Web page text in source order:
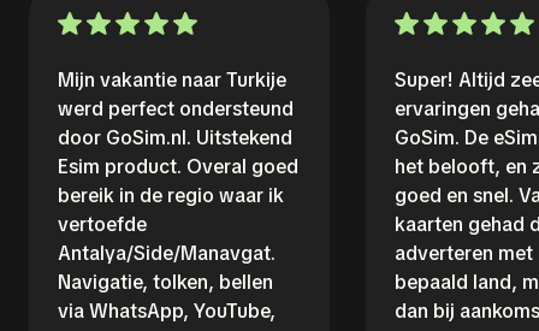
Mijn vakantie naar Turkije
werd perfect ondersteund
door GoSim.nl. Uitstekend
Esim product. Overal goed
bereik in de regio waar ik
vertoefde
Antalya/Side/Manavgat.
Navigatie, tolken, bellen
via WhatsApp, YouTube,
Super! Altijd
ervaringen
GoSim. De
het belooft, en
goed en snel.
kaarten gehad
adverteren met
bepaald land,
dan bij